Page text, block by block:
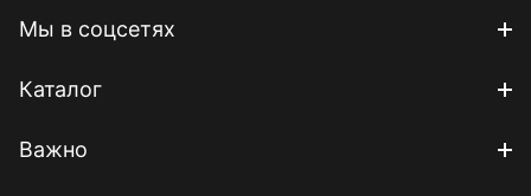
Мы в соцсетях
Каталог
Важно